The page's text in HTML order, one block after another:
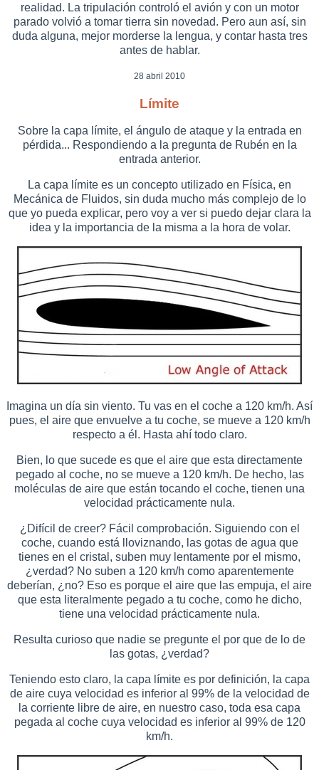
realidad. La tripulación controló el avión y con un motor
parado volvió a tomar tierra sin novedad. Pero aun así, sin
duda alguna, mejor morderse la lengua, y contar hasta tres
antes de hablar.
28 abril 2010
Límite
Sobre la capa límite, el ángulo de ataque y la entrada en
pérdida... Respondiendo a la pregunta de Rubén en la
entrada anterior.
La capa límite es un concepto utilizado en Física, en
Mecánica de Fluidos, sin duda mucho más complejo de lo
que yo pueda explicar, pero voy a ver si puedo dejar clara la
idea y la importancia de la misma a la hora de volar.
Imagina un día sin viento. Tu vas en el coche a 120 km/h. Así
pues, el aire que envuelve a tu coche, se mueve a 120 km/h
respecto a él. Hasta ahí todo claro.
Bien, lo que sucede es que el aire que esta directamente
pegado al coche, no se mueve a 120 km/h. De hecho, las
moléculas de aire que están tocando el coche, tienen una
velocidad prácticamente nula.
¿Difícil de creer? Fácil comprobación. Siguiendo con el
coche, cuando está lloviznando, las gotas de agua que
tienes en el cristal, suben muy lentamente por el mismo,
¿verdad? No suben a 120 km/h como aparentemente
deberían, ¿no? Eso es porque el aire que las empuja, el aire
que esta literalmente pegado a tu coche, como he dicho,
tiene una velocidad prácticamente nula.
Resulta curioso que nadie se pregunte el por que de lo de
las gotas, ¿verdad?
Teniendo esto claro, la capa límite es por definición, la capa
de aire cuya velocidad es inferior al 99% de la velocidad de
la corriente libre de aire, en nuestro caso, toda esa capa
pegada al coche cuya velocidad es inferior al 99% de 120
km/h.